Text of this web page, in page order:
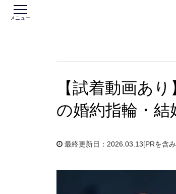
メニュー
【試着動画あ
の婚約指輪・結
最終更新日：2026.03.13[PRを含